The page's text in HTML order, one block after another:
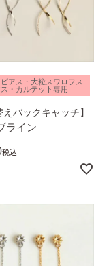
アス・大粒スワロフス
・カルテット専用
えバックキャッチ】
ライン
税込